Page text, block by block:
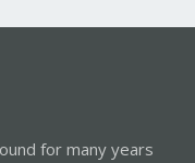
for many years